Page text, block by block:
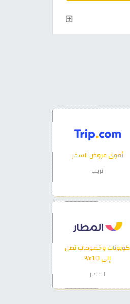
أقوى عروض السفر
تريب
كوبونات وخصومات تصل
إلى 10%
المطار